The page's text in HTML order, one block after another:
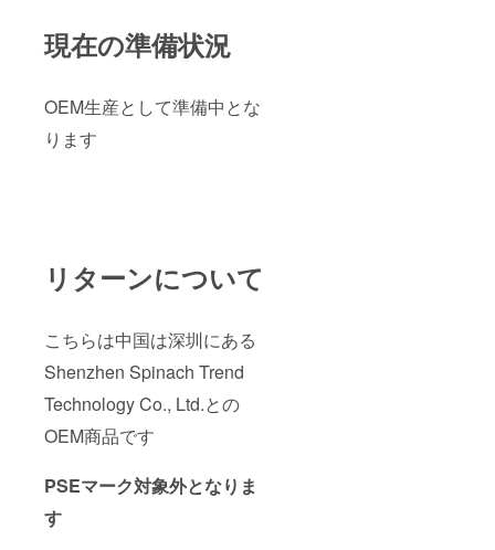
現在の準備状況
OEM生産として準備中とな
ります
リターンについて
こちらは中国は深圳にある
Shenzhen Spinach Trend
Technology Co., Ltd.との
OEM商品です
PSEマーク対象外となりま
す